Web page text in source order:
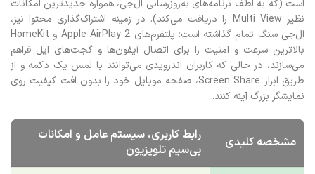
است (که به لطف برنامه‌های به‌روزرسانی ال‌جی، همواره جدیدترین امکانات
نظیر Multi View را دریافت می‌کند). در زمینه اشتراک‌گذاری محتوا نیز،
ال‌جی سنگ تمام گذاشته است؛ پلتفرم‌های Apple AirPlay 2 و HomeKit
بالاترین سرعت و امنیت را برای اتصال آیفون‌ها و گجت‌های اپل فراهم
می‌سازند، در حالی که کاربران اندرویدی می‌توانند با لمس یک دکمه و از
طریق ابزار Screen Share، صفحه موبایل خود را بدون افت کیفیت روی
نمایشگر بزرگ آینه کنند.
مشخصه کلیدی
رابط کاربری، سیستم عامل و امکانات
بی‌سیم تلویزیون